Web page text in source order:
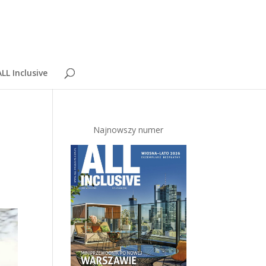
Inclusive
Najnowszy numer